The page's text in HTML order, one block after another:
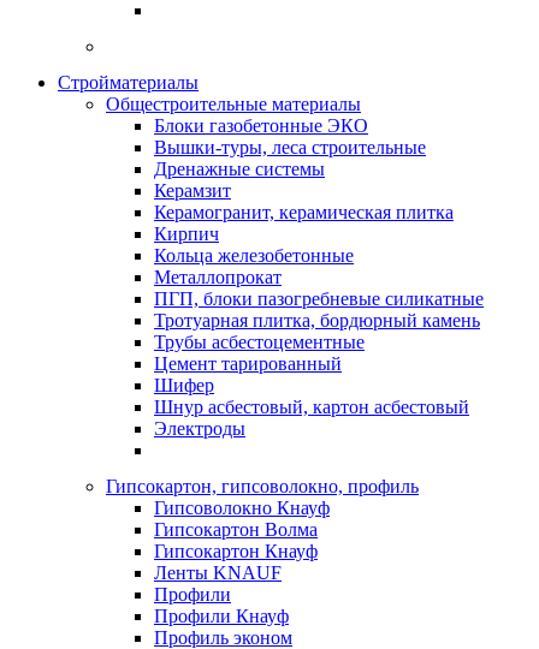
Стройматериалы
Oбщестроительные материалы
Блоки газобетонные ЭКО
Вышки-туры, леса строительные
Дренажные системы
Керамзит
Керамогранит, керамическая плитка
Кирпич
Кольца железобетонные
Металлопрокат
ПГП, блоки пазогребневые силикатные
Тротуарная плитка, бордюрный камень
Трубы асбестоцементные
Цемент тарированный
Шифер
Шнур асбестовый, картон асбестовый
Электроды
Гипсокартон, гипсоволокно, профиль
Гипсоволокно Кнауф
Гипсокартон Волма
Гипсокартон Кнауф
Ленты KNAUF
Профили
Профили Кнауф
Профиль эконом